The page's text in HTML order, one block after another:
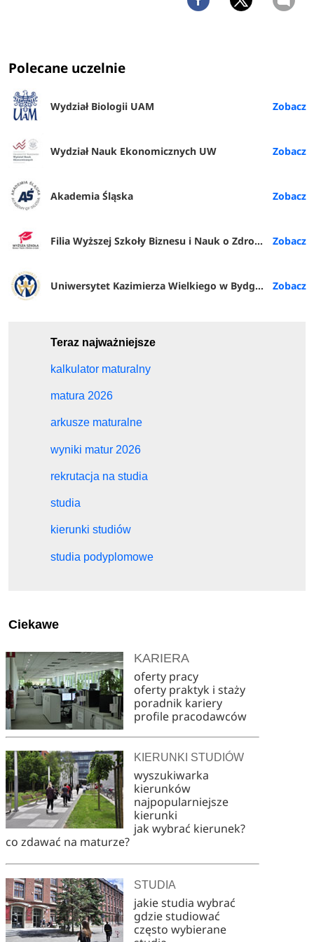
Polecane uczelnie
Wydział Biologii UAM
Wydział Nauk Ekonomicznych UW
Akademia Śląska
Filia Wyższej Szkoły Biznesu i Nauk o Zdrowiu w Rybniku
Uniwersytet Kazimierza Wielkiego w Bydgoszczy
Teraz najważniejsze
kalkulator maturalny
matura 2026
arkusze maturalne
wyniki matur 2026
rekrutacja na studia
studia
kierunki studiów
studia podyplomowe
Ciekawe
KARIERA
oferty pracy
oferty praktyk i staży
poradnik kariery
profile pracodawców
KIERUNKI STUDIÓW
wyszukiwarka
kierunków
najpopularniejsze
kierunki
jak wybrać kierunek?
co zdawać na maturze?
STUDIA
jakie studia wybrać
gdzie studiować
często wybierane